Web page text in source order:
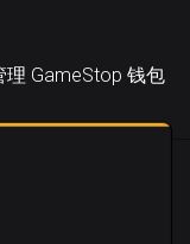
GameStop 钱包